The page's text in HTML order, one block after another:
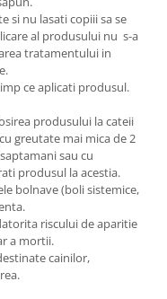
si nu lasati copiii sa se
al produsului nu s-a
tratamentului in
ce aplicati produsul.
produsului la cateii
greutate mai mica de 2
sau cu
produsul la acestia.
bolnave (boli sistemice,
riscului de aparitie
a mortii.
cainilor,